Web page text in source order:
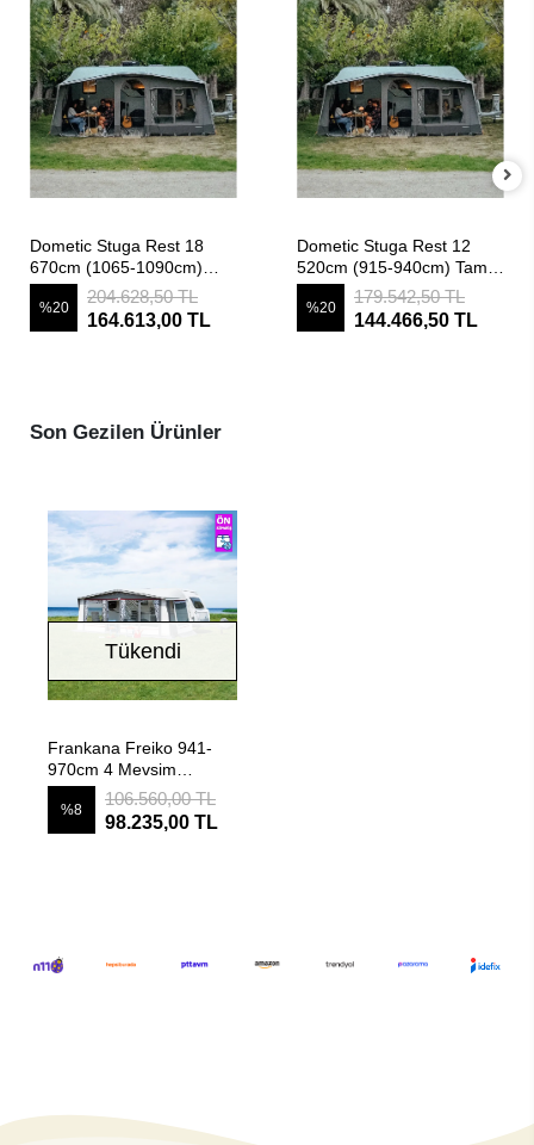
Dometic Stuga Rest 18
670cm (1065-1090cm)
Tam Kapama İskeletli,
Sezonluk Karavan Çadırı
%20
204.628,50 TL
164.613,00 TL
Dometic Stuga Rest 12
520cm (915-940cm) Tam
Kapama İskeletli, Sezonluk
Karavan Çadırı
%20
179.542,50 TL
144.466,50 TL
Son Gezilen Ürünler
Tükendi
Frankana Freiko 941-
970cm 4 Mevsim
Karavan Çadırı
%8
106.560,00 TL
98.235,00 TL